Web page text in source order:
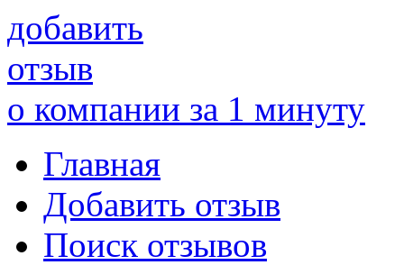
добавить
отзыв
о компании за 1 минуту
Главная
Добавить отзыв
Поиск отзывов